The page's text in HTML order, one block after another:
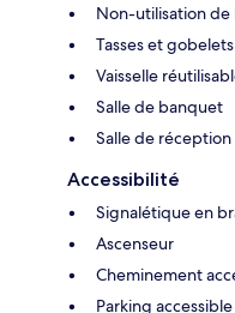
Non-utilisation de
Tasses et
Vaisselle
Salle de banquet
Salle de réception
Accessibilité
Signalétique en
Ascenseur
Cheminement
Parking